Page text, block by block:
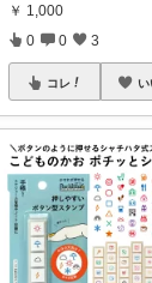
￥ 1,000
0 0 3
コレ い